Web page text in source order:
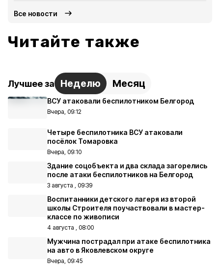
Все новости
Читайте также
Лучшее за Неделю Месяц
ВСУ атаковали беспилотником Белгород
Вчера, 09:12
Четыре беспилотника ВСУ атаковали
посёлок Томаровка
Вчера, 09:10
Здание соцобъекта и два склада загорелись
после атаки беспилотников на Белгород
3 августа , 09:39
Воспитанники детского лагеря из второй
школы Строителя поучаствовали в мастер-
классе по живописи
4 августа , 08:00
Мужчина пострадал при атаке беспилотника
на авто в Яковлевском округе
Вчера, 09:45